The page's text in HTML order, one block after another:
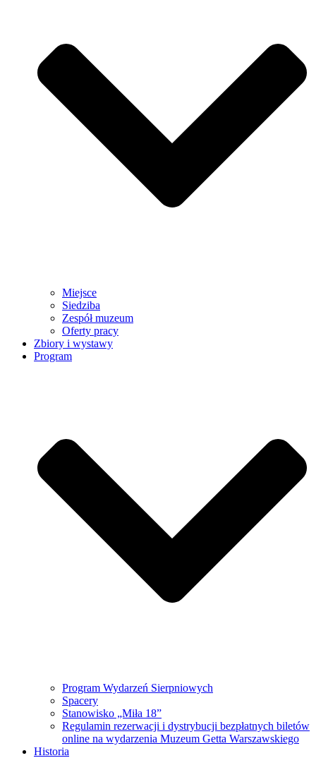
Miejsce
Siedziba
Zespół muzeum
Oferty pracy
Zbiory i wystawy
Program
Program Wydarzeń Sierpniowych
Spacery
Stanowisko „Miła 18”
Regulamin rezerwacji i dystrybucji bezpłatnych biletów
online na wydarzenia Muzeum Getta Warszawskiego
Historia